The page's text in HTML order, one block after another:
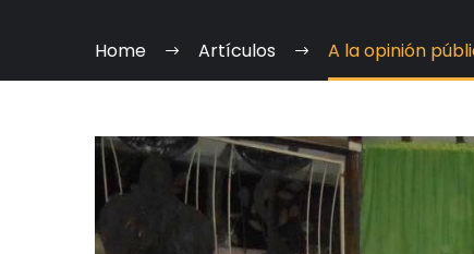
Home Artículos A la opinión